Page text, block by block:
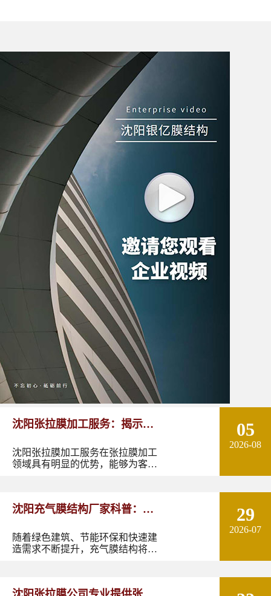
沈阳张拉膜加工服务：揭示张
拉膜加工的实用优势
沈阳张拉膜加工服务在张拉膜加工
领域具有明显的优势，能够为客户
发出独特的魅力。
05
2026-08
沈阳充气膜结构厂家科普：了
解充气膜建筑优势、价格及应
用领域
随着绿色建筑、节能环保和快速建
造需求不断提升，充气膜结构将在
29
2026-07